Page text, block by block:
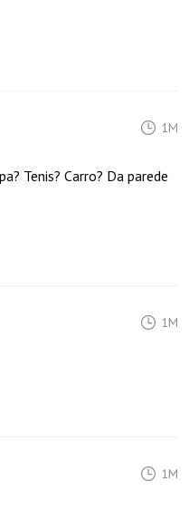
1M
Tenis? Carro? Da parede
1M
1M